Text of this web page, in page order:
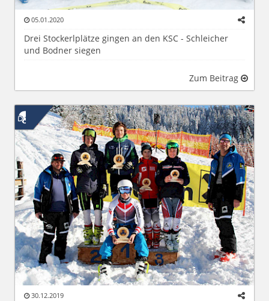
05.01.2020
Drei Stockerlplätze gingen an den KSC - Schleicher
und Bodner siegen
Zum Beitrag
30.12.2019